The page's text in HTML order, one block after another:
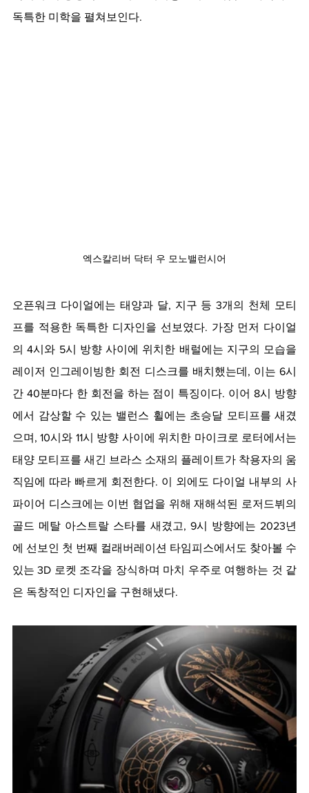
독특한 미학을 펼쳐보인다.
엑스칼리버 닥터 우 모노밸런시어
오픈워크 다이얼에는 태양과 달, 지구 등 3개의 천체 모티
프를 적용한 독특한 디자인을 선보였다. 가장 먼저 다이얼
의 4시와 5시 방향 사이에 위치한 배럴에는 지구의 모습을
레이저 인그레이빙한 회전 디스크를 배치했는데, 이는 6시
간 40분마다 한 회전을 하는 점이 특징이다. 이어 8시 방향
에서 감상할 수 있는 밸런스 휠에는 초승달 모티프를 새겼
으며, 10시와 11시 방향 사이에 위치한 마이크로 로터에서는
태양 모티프를 새긴 브라스 소재의 플레이트가 착용자의 움
직임에 따라 빠르게 회전한다. 이 외에도 다이얼 내부의 사
파이어 디스크에는 이번 협업을 위해 재해석된 로저드뷔의
골드 메탈 아스트랄 스타를 새겼고, 9시 방향에는 2023년
에 선보인 첫 번째 컬래버레이션 타임피스에서도 찾아볼 수
있는 3D 로켓 조각을 장식하며 마치 우주로 여행하는 것 같
은 독창적인 디자인을 구현해냈다.